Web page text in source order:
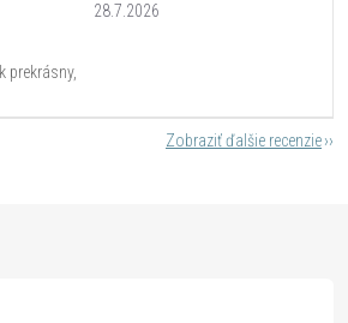
28.7.2026
prekrásny,
Zobraziť ďalšie recenzie